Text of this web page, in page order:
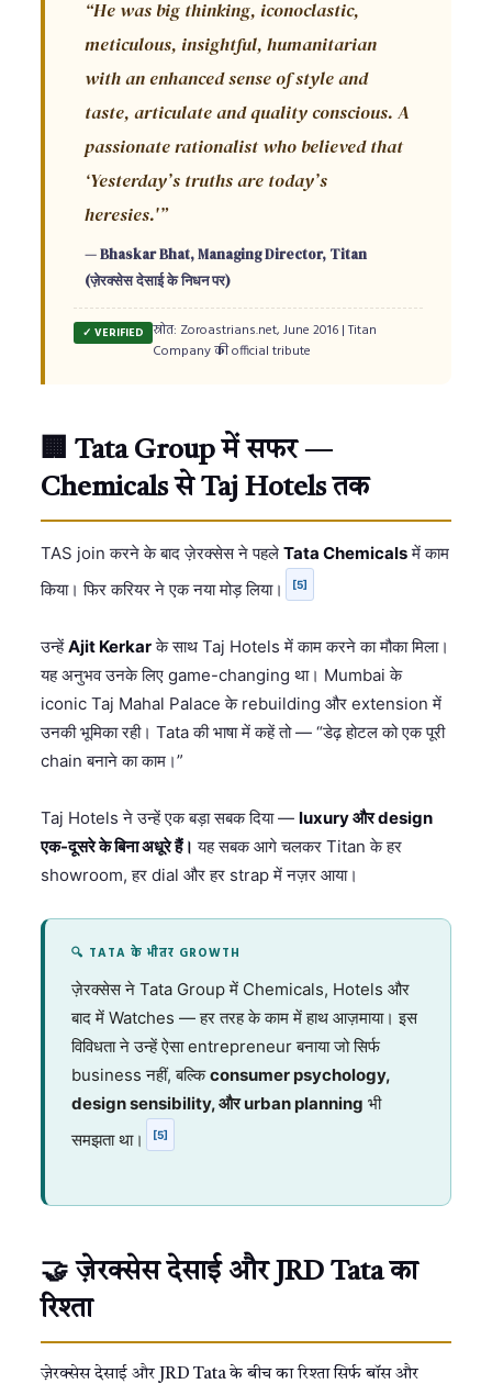
“He was big thinking, iconoclastic,
meticulous, insightful, humanitarian
with an enhanced sense of style and
taste, articulate and quality conscious. A
passionate rationalist who believed that
‘Yesterday’s truths are today’s
heresies.'”
— Bhaskar Bhat, Managing Director, Titan
(ज़ेरक्सेस देसाई के निधन पर)
✓ VERIFIED स्रोत: Zoroastrians.net, June 2016 | Titan
Company की official tribute
🏢 Tata Group में सफर —
Chemicals से Taj Hotels तक
TAS join करने के बाद ज़ेरक्सेस ने पहले Tata Chemicalsमें काम
किया। फिर करियर ने एक नया मोड़ लिया।
[5]
उन्हेंAjit Kerkarके साथ Taj Hotels में काम करने का मौका मिला।
यह अनुभव उनके लिए game-changing था। Mumbai के
iconic Taj Mahal Palace के rebuilding और extension में
उनकी भूमिका रही। Tata की भाषा में कहें तो — “डेढ़ होटल को एक पूरी
chain बनाने का काम।”
Taj Hotels ने उन्हें एक बड़ा सबक दिया — luxury और design
एक-दूसरे के बिना अधूरे हैं। यह सबक आगे चलकर Titan के हर
showroom, हर dial और हर strap में नज़र आया।
🔍 TATA के भीतर GROWTH
ज़ेरक्सेस ने Tata Group में Chemicals, Hotels और
बाद में Watches — हर तरह के काम में हाथ आज़माया। इस
विविधता ने उन्हें ऐसा entrepreneur बनाया जो सिर्फ
business नहीं, बल्किconsumer psychology,
design sensibility, और urban planning भी
समझता था।
[5]
🤝 ज़ेरक्सेस देसाई और JRD Tata का
रिश्ता
ज़ेरक्सेस देसाई और JRD Tata के बीच का रिश्ता सिर्फ बॉस और